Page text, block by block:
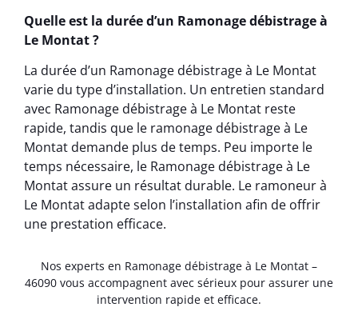
Quelle est la durée d’un Ramonage débistrage à
Le Montat ?
La durée d’un Ramonage débistrage à Le Montat
varie du type d’installation. Un entretien standard
avec Ramonage débistrage à Le Montat reste
rapide, tandis que le ramonage débistrage à Le
Montat demande plus de temps. Peu importe le
temps nécessaire, le Ramonage débistrage à Le
Montat assure un résultat durable. Le ramoneur à
Le Montat adapte selon l’installation afin de offrir
une prestation efficace.
Nos experts en Ramonage débistrage à Le Montat –
46090 vous accompagnent avec sérieux pour assurer une
intervention rapide et efficace.